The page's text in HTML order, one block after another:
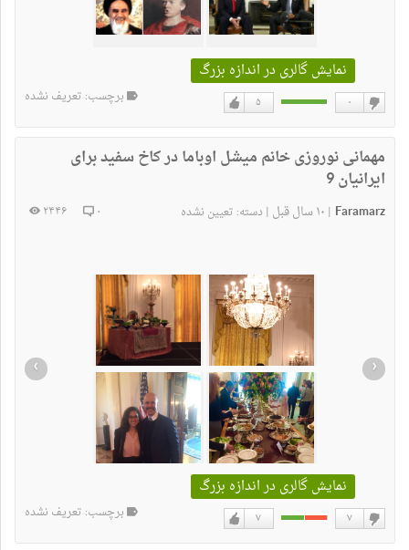
نمایش گالری در اندازه بزرگ
۵ ۰ برچسب: تعریف نشده
مهمانی نوروزی خانم میشل اوباما در کاخ سفید برای
ایرانیان 9
Faramarz
| ۱۰ سال قبل | دسته: تعیین نشده ۰ ۲۴۴۶
‹
›
نمایش گالری در اندازه بزرگ
۷ ۷ برچسب: تعریف نشده